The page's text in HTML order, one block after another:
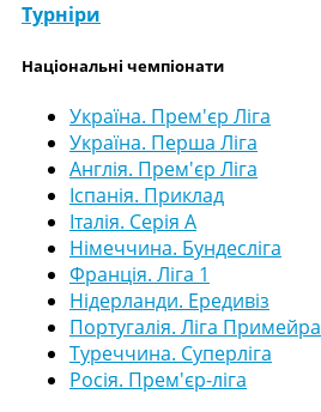
Турніри
Національні чемпіонати
Україна. Прем'єр Ліга
Україна. Перша Ліга
Англія. Прем'єр Ліга
Іспанія. Приклад
Італія. Серія А
Німеччина. Бундесліга
Франція. Ліга 1
Нідерланди. Ередивіз
Португалія. Ліга Примейра
Туреччина. Суперліга
Росія. Прем'єр-ліга